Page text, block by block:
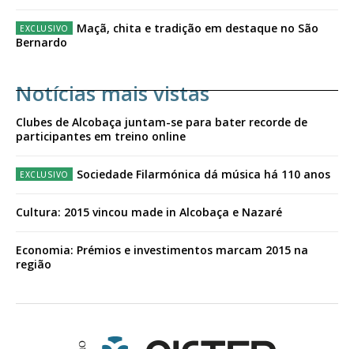
Maçã, chita e tradição em destaque no São
Bernardo
Notícias mais vistas
Clubes de Alcobaça juntam-se para bater recorde de
participantes em treino online
Sociedade Filarmónica dá música há 110 anos
Cultura: 2015 vincou made in Alcobaça e Nazaré
Economia: Prémios e investimentos marcam 2015 na
região